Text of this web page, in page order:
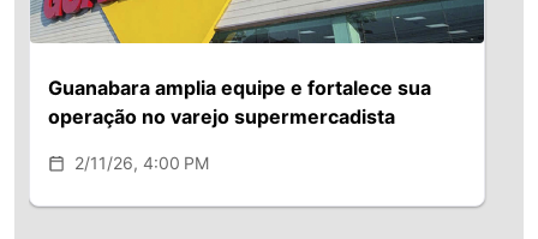
Guanabara amplia equipe e fortalece sua
operação no varejo supermercadista
2/11/26, 4:00 PM